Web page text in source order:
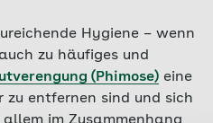
Hygiene – wenn
zu häufiges und
(Phimose) eine
zu entfernen sind und sich